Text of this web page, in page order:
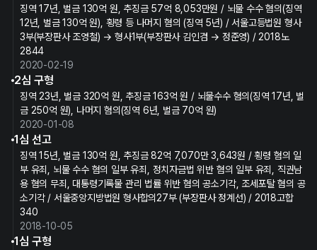
징역 17년, 벌금 130억 원, 추징금 57억 8,053만원 / 뇌물 수수 혐의(징역
12년, 벌금 130억 원), 횡령 등 나머지 혐의 (징역 5년) / 서울고등법원 형사
3부(부장판사 조영철) → 형사1부(부장판사 김인겸 → 정준영) / 2018노
2844
2020-02-19
2심 구형
징역 23년, 벌금 320억 원, 추징금 163억 원 / 뇌물수수 혐의(징역 17년, 벌
금 250억 원), 나머지 혐의(징역 6년, 벌금 70억 원)
2020-01-08
1심 선고
징역 15년, 벌금 130억 원, 추징금 82억 7,070만 3,643원 / 횡령 혐의 일
부 유죄, 뇌물 수수 혐의 일부 유죄, 정치자금법 위반 혐의 일부 유죄, 직권남
용 혐의 무죄, 대통령기록물 관리 법률 위반 혐의 공소기각, 조세포탈 혐의 공
소기각 / 서울중앙지방법원 형사합의27부 (부장판사 정계선) / 2018고합
340
2018-10-05
1심 구형